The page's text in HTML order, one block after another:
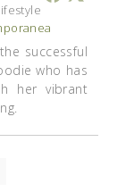
successful
who has
her vibrant